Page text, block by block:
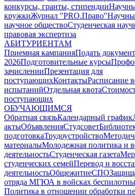
конкурсы, гранты, стипендии
кружкиЖурнал "PRO.Право"
научное обществоСтуденческая
правовая экспертиза
АБИТУРИЕНТАМ
Приемная кампанияПодать
2026Подготовительные курсы
зачисленииПрезентация для
поступающихКонтактыРасписание
испытанийОтдельная квота
поступающих
ОБУЧАЮЩИМСЯ
Обратная связьКалендарный график
актыОбъявленияСтудсовет
подготовкаТрудоустройство
материалыМолодежная политика и
деятельностьСтуденческая газета
студенческих семейПеревод и
деятельностьОбщежитиеСПО
отряда МГЮА в войсках
Политика в отношении обработки